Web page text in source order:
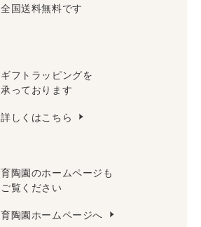
全国送料無料です
ギフトラッピングを
承っております
詳しくはこちら
育陶園のホームページも
ご覧ください
育陶園ホームページへ